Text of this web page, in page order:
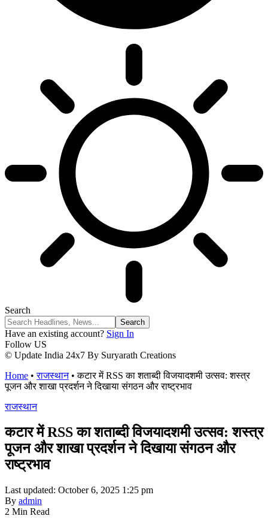
Search
Have an existing account? Sign In
Follow US
© Update India 24x7 By Suryarath Creations
Home •राजस्थान•कटार में RSS का शताब्दी विजयादशमी उत्सव: शस्त्र
पूजन और शाखा प्रदर्शन ने दिखाया संगठन और राष्ट्रभाव
राजस्थान
कटार में RSS का शताब्दी विजयादशमी उत्सव: शस्त्र
पूजन और शाखा प्रदर्शन ने दिखाया संगठन और
राष्ट्रभाव
Last updated: October 6, 2025 1:25 pm
By admin
2 Min Read